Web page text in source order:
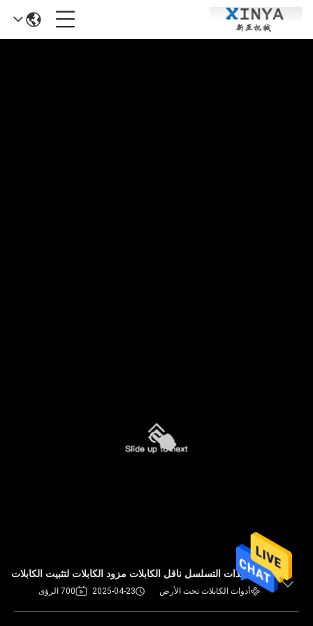
معدات التسلسل ناقل الكابلات مزود الكابلات لتثبيت الكابلات
أدوات الكابلات تحت الأرض 2025-04-23 700 الرؤى